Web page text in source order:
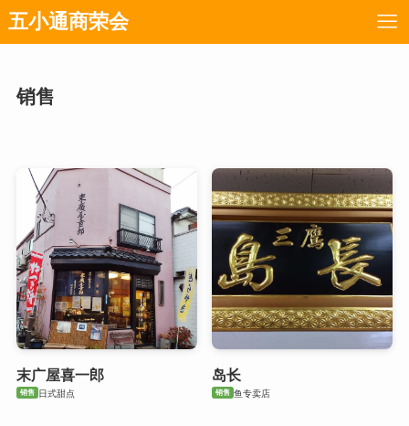
五小通商荣会
销售
末广屋喜一郎
销售 日式甜点
岛长
销售 鱼专卖店